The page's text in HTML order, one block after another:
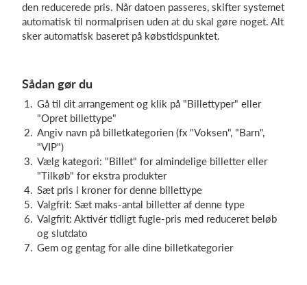
den reducerede pris. Når datoen passeres, skifter systemet
automatisk til normalprisen uden at du skal gøre noget. Alt
sker automatisk baseret på købstidspunktet.
Sådan gør du
Gå til dit arrangement og klik på "Billettyper" eller
"Opret billettype"
Angiv navn på billetkategorien (fx "Voksen", "Barn",
"VIP")
Vælg kategori: "Billet" for almindelige billetter eller
"Tilkøb" for ekstra produkter
Sæt pris i kroner for denne billettype
Valgfrit: Sæt maks-antal billetter af denne type
Valgfrit: Aktivér tidligt fugle-pris med reduceret beløb
og slutdato
Gem og gentag for alle dine billetkategorier